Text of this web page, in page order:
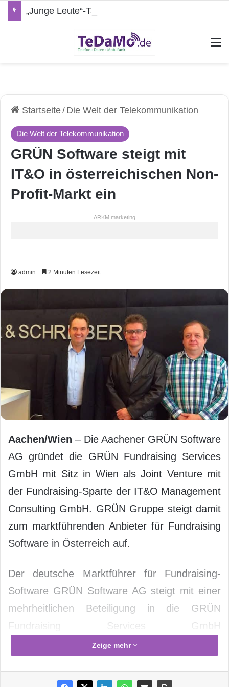
Startseite/ Die Welt der Telekommunikation
Die Welt der Telekommunikation
GRÜN Software steigt mit
IT&O in österreichischen Non-
Profit-Markt ein
ARKM.marketing
admin 2 Minuten Lesezeit
Aachen/Wien – Die Aachener GRÜN Software
AG gründet die GRÜN Fundraising Services
GmbH mit Sitz in Wien als Joint Venture mit
der Fundraising-Sparte der IT&O Management
Consulting GmbH. GRÜN Gruppe steigt damit
zum marktführenden Anbieter für Fundraising
Software in Österreich auf.
Der deutsche Marktführer für Fundraising-
Software GRÜN Software AG steigt mit einer
mehrheitlichen Beteiligung in die GRÜN
Fundraising Services GmbH
(www.gruenfundraising.net) ein. Die GRÜN
die Rechte an der Softwarelösung für Non-
Zeige mehr